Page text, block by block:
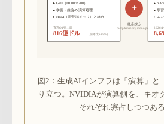
▸ GPU（H100/B200）
▸ 学習・推論の演算処理
▸ HBM（高帯域メモリ）と統合
直近Q1売上高
816億ドル （前年比+85%）
＋
補完独占
complementary monopoly
▸
▸ 学
▸ エ
2026/
図2：生成AIインフラは「演算」と
り立つ。NVIDIAが演算側を、キオ
それぞれ寡占しつつある